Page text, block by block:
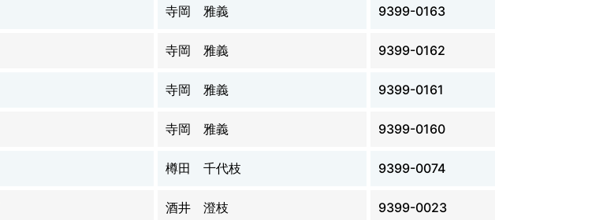
寺岡 雅義 9399-0163
寺岡 雅義 9399-0162
寺岡 雅義 9399-0161
寺岡 雅義 9399-0160
樽田 千代枝 9399-0074
酒井 澄枝 9399-0023